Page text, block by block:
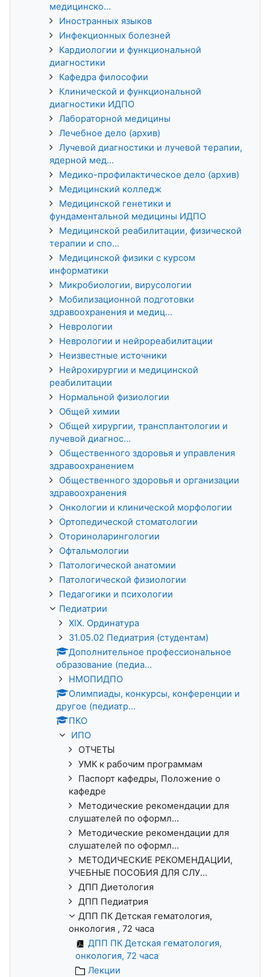
медицинско...
Иностранных языков
Инфекционных болезней
Кардиологии и функциональной
диагностики
Кафедра философии
Клинической и функциональной
диагностики ИДПО
Лабораторной медицины
Лечебное дело (архив)
Лучевой диагностики и лучевой терапии,
ядерной мед...
Медико-профилактическое дело (архив)
Медицинский колледж
Медицинской генетики и
фундаментальной медицины ИДПО
Медицинской реабилитации, физической
терапии и спо...
Медицинской физики с курсом
информатики
Микробиологии, вирусологии
Мобилизационной подготовки
здравоохранения и медиц...
Неврологии
Неврологии и нейрореабилитации
Неизвестные источники
Нейрохирургии и медицинской
реабилитации
Нормальной физиологии
Общей химии
Общей хирургии, трансплантологии и
лучевой диагнос...
Общественного здоровья и управления
здравоохранением
Общественного здоровья и организации
здравоохранения
Онкологии и клинической морфологии
Ортопедической стоматологии
Оториноларингологии
Офтальмологии
Патологической анатомии
Патологической физиологии
Педагогики и психологии
Педиатрии
XIX. Ординатура
31.05.02 Педиатрия (студентам)
Дополнительное профессиональное
образование (педиа...
НМОПИДПО
Олимпиады, конкурсы, конференции и
другое (педиатр...
ПКО
ИПО
ОТЧЕТЫ
УМК к рабочим программам
Паспорт кафедры, Положение о
кафедре
Методические рекомендации для
слушателей по оформл...
Методические рекомендации для
слушателей по оформл...
МЕТОДИЧЕСКИЕ РЕКОМЕНДАЦИИ,
УЧЕБНЫЕ ПОСОБИЯ ДЛЯ СЛУ...
ДПП Диетология
ДПП Педиатрия
ДПП ПК Детская гематология,
онкология , 72 часа
ДПП ПК Детская гематология,
онкология, 72 часа
Лекции